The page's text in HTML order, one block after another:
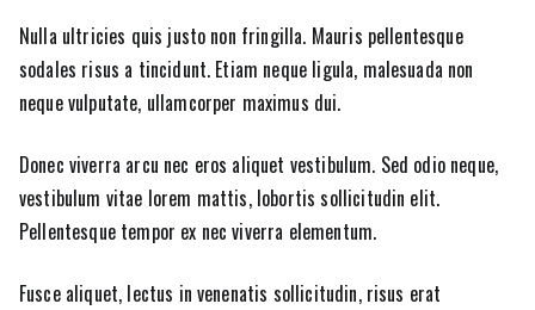
Nulla ultricies quis justo non fringilla. Mauris pellentesque
sodales risus a tincidunt. Etiam neque ligula, malesuada non
neque vulputate, ullamcorper maximus dui.
Donec viverra arcu nec eros aliquet vestibulum. Sed odio neque,
vestibulum vitae lorem mattis, lobortis sollicitudin elit.
Pellentesque tempor ex nec viverra elementum.
Fusce aliquet, lectus in venenatis sollicitudin, risus erat